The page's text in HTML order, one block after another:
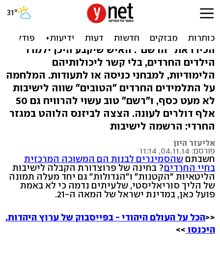
החצר האחורית של הישיבות:
מאכערים, אפליה והרבה כסף
הכירו את "הרשם": האיש שיקבע היכן ילמדו
הילדים החרדים, בלי קשר ליכולותיהם
הלימודיות, למבחני כניסה או לתעודות. המלחמה
על התלמידים החרדים "הטובים" שווה לישיבות
לא מעט כסף, ו"רשם" טוב עשוי להרוויח גם 50
אלף דולרים לעונה. הצצה לביזנס הלוהט במגזר
החרדי: הרשמה לישיבות
אליעזר היון
פורסם: 04.11.14, 11:14
חשבתם שהסמינרים לבנות הם המשוכה המרכזית
בחיי החרדים? בחינה של פרוצדורת הקבלה לישיבות
הליטאיות "הקטנות" ו"הגדולות" גם יחד מעלה תמונה
של הליך סוריאליסטי, שלעיתים נדמה כי לא באמת
פועל כאן, במדינת ישראל של המאה ה-21.
<<הכל על העולם היהודי - בפייסבוק של ערוץ היהדות.
היכנסו >>